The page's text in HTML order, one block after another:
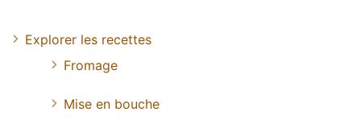
Explorer les recettes
Fromage
Mise en bouche